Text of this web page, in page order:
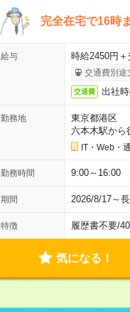
完全在宅で16時
給与 時給2450円＋
交通費別途
交通費 出社
勤務地
東京都港区
六本木駅から
IT・Web・
勤務時間 9:00～16:00
期間 2026/8/17～
特徴 履歴書不要/
気になる！